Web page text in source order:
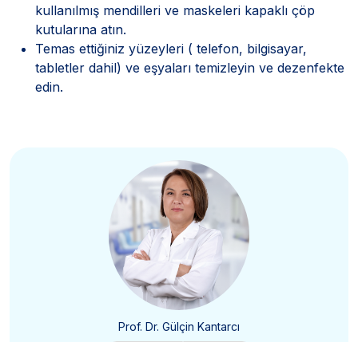
kullanılmış mendilleri ve maskeleri kapaklı çöp
kutularına atın.
Temas ettiğiniz yüzeyleri ( telefon, bilgisayar,
tabletler dahil) ve eşyaları temizleyin ve dezenfekte
edin.
Prof. Dr. Gülçin Kantarcı